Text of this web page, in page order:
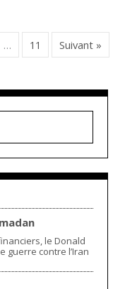
… 11 Suivant »
le Donald
guerre contre l’Iran